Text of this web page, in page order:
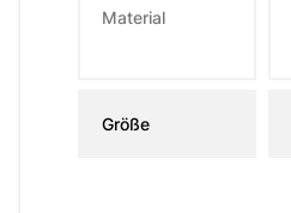
Material
Größe